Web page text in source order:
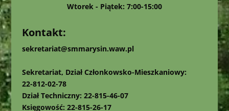
Wtorek - Piątek: 7:00-15:00
Kontakt:
sekretariat@smmarysin.waw.pl
Sekretariat, Dział Członkowsko-Mieszkaniowy:
22-812-02-78
Dział Techniczny: 22-815-46-07
Księgowość: 22-815-26-17